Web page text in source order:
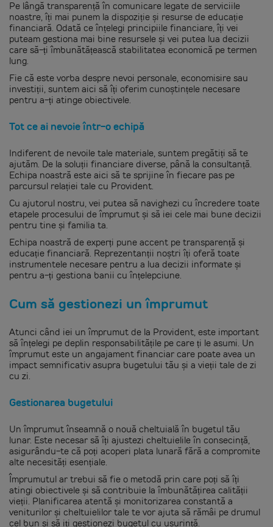
Pe lângă transparență în comunicare legate de serviciile
noastre, îți mai punem la dispoziție și resurse de educație
financiară. Odată ce înțelegi principiile financiare, îți vei
puteam gestiona mai bine resursele și vei putea lua decizii
care să-ți îmbunătățească stabilitatea economică pe termen
lung.
Fie că este vorba despre nevoi personale, economisire sau
investiții, suntem aici să îți oferim cunoștințele necesare
pentru a-ți atinge obiectivele.
Tot ce ai nevoie într-o echipă
Indiferent de nevoile tale materiale, suntem pregătiți să te
ajutăm. De la soluții financiare diverse, până la consultanță.
Echipa noastră este aici să te sprijine în fiecare pas pe
parcursul relației tale cu Provident.
Cu ajutorul nostru, vei putea să navighezi cu încredere toate
etapele procesului de împrumut și să iei cele mai bune decizii
pentru tine și familia ta.
Echipa noastră de experți pune accent pe transparență și
educație financiară. Reprezentanții noștri îți oferă toate
instrumentele necesare pentru a lua decizii informate și
pentru a-ți gestiona banii cu înțelepciune.
Cum să gestionezi un împrumut
Atunci când iei un împrumut de la Provident, este important
să înțelegi pe deplin responsabilitățile pe care ți le asumi. Un
împrumut este un angajament financiar care poate avea un
impact semnificativ asupra bugetului tău și a vieții tale de zi
cu zi.
Gestionarea bugetului
Un împrumut înseamnă o nouă cheltuială în bugetul tău
lunar. Este necesar să îți ajustezi cheltuielile în consecință,
asigurându-te că poți acoperi plata lunară fără a compromite
alte necesități esențiale.
Împrumutul ar trebui să fie o metodă prin care poți să îți
atingi obiectivele și să contribuie la îmbunătățirea calității
vieții. Planificarea atentă și monitorizarea constantă a
veniturilor și cheltuielilor tale te vor ajuta să rămâi pe drumul
cel bun și să iți gestionezi bugetul cu ușurință.